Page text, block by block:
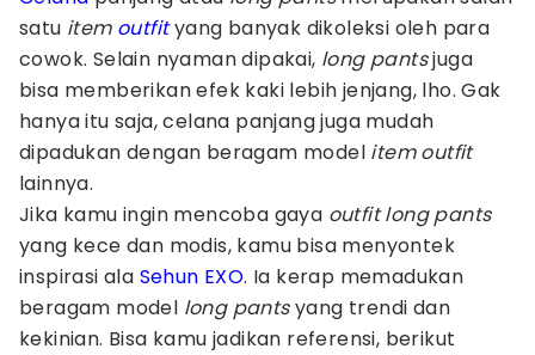
satu item outfityang banyak dikoleksi oleh para
cowok. Selain nyaman dipakai, long pantsjuga
bisa memberikan efek kaki lebih jenjang, lho. Gak
hanya itu saja, celana panjang juga mudah
dipadukan dengan beragam model item outfit
lainnya.
Jika kamu ingin mencoba gaya outfit long pants
yang kece dan modis, kamu bisa menyontek
inspirasi ala Sehun EXO. Ia kerap memadukan
beragam model long pantsyang trendi dan
kekinian. Bisa kamu jadikan referensi, berikut